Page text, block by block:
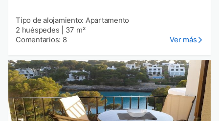
Tipo de alojamiento: Apartamento
2 huéspedes
37 m²
Comentarios: 8
Ver más